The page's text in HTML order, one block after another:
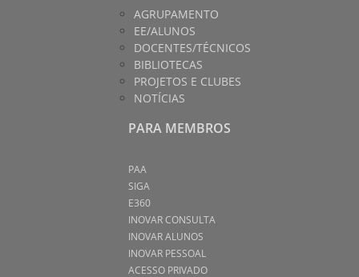
AGRUPAMENTO
EE/ALUNOS
DOCENTES/TÉCNICOS
BIBLIOTECAS
PROJETOS E CLUBES
NOTÍCIAS
PARA MEMBROS
PAA
SIGA
E360
INOVAR CONSULTA
INOVAR ALUNOS
INOVAR PESSOAL
ACESSO PRIVADO